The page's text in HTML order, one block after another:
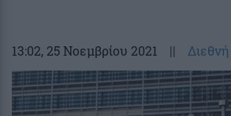
13:02, 25 Νοεμβρίου 2021 || Διεθνή